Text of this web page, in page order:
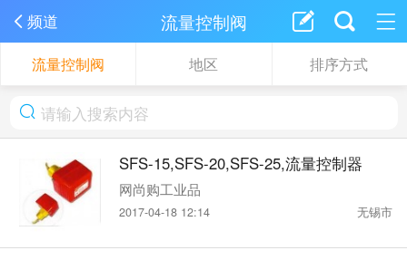
频道 流量控制阀
流量控制阀 地区 排序方式
SFS-15,SFS-20,SFS-25,流量控制器
网尚购工业品
2017-04-18 12:14 无锡市